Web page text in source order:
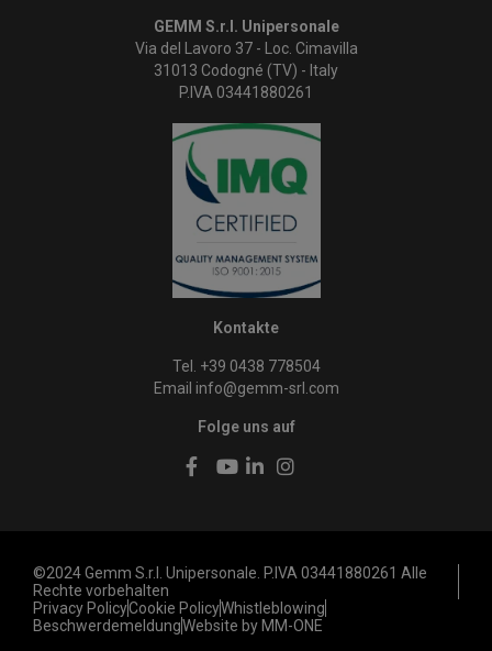
GEMM S.r.l. Unipersonale
Via del Lavoro 37 - Loc. Cimavilla
31013 Codogné (TV) - Italy
P.IVA 03441880261
Kontakte
Tel. +39 0438 778504
Email info@gemm-srl.com
Folge uns auf
©2024 Gemm S.r.l. Unipersonale. P.IVA 03441880261 Alle
Rechte vorbehalten
Privacy PolicyCookie PolicyWhistleblowing
BeschwerdemeldungWebsite by MM-ONE